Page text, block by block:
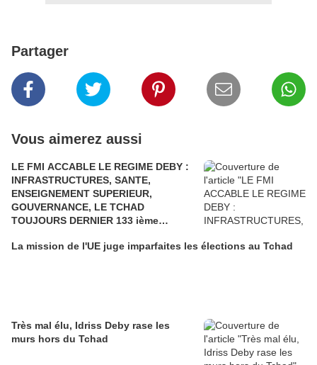
Partager
Vous aimerez aussi
LE FMI ACCABLE LE REGIME DEBY :
INFRASTRUCTURES, SANTE,
ENSEIGNEMENT SUPERIEUR,
GOUVERNANCE, LE TCHAD
TOUJOURS DERNIER 133 ième
TERRE….UNE REELECTION
La mission de l'UE juge imparfaites les élections au Tchad
Très mal élu, Idriss Deby rase les
murs hors du Tchad